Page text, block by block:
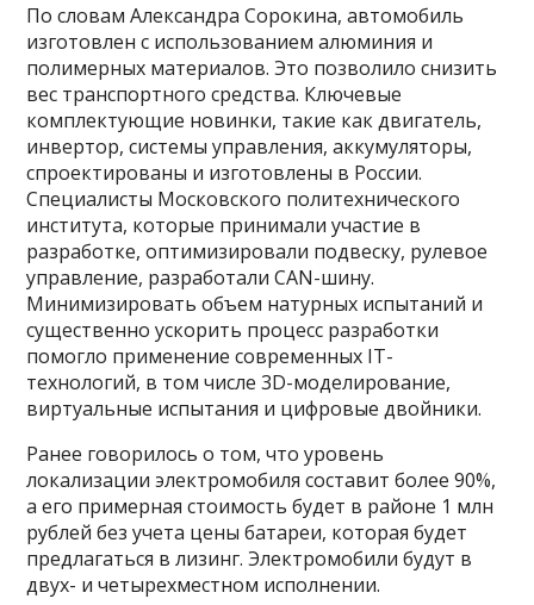
По словам Александра Сорокина, автомобиль
изготовлен с использованием алюминия и
полимерных материалов. Это позволило снизить
вес транспортного средства. Ключевые
комплектующие новинки, такие как двигатель,
инвертор, системы управления, аккумуляторы,
спроектированы и изготовлены в России.
Специалисты Московского политехнического
института, которые принимали участие в
разработке, оптимизировали подвеску, рулевое
управление, разработали CAN-шину.
Минимизировать объем натурных испытаний и
существенно ускорить процесс разработки
помогло применение современных IT-
технологий, в том числе 3D-моделирование,
виртуальные испытания и цифровые двойники.
Ранее говорилось о том, что уровень
локализации электромобиля составит более 90%,
а его примерная стоимость будет в районе 1 млн
рублей без учета цены батареи, которая будет
предлагаться в лизинг. Электромобили будут в
двух- и четырехместном исполнении.